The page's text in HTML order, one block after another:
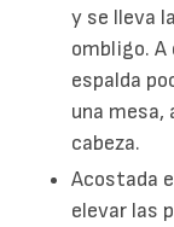
y se lleva
ombligo.
espalda
una mesa,
cabeza.
Acostada
elevar las